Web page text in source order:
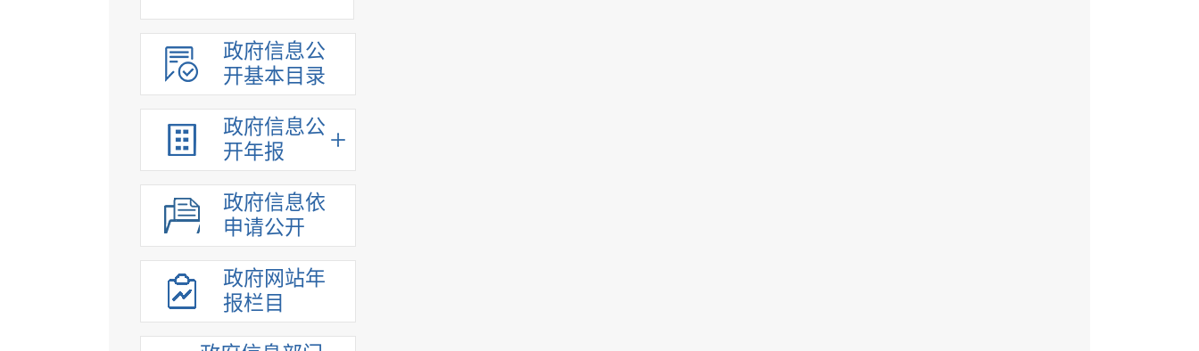
政府信息公
开基本目录
政府信息公
开年报
政府信息依
申请公开
政府网站年
报栏目